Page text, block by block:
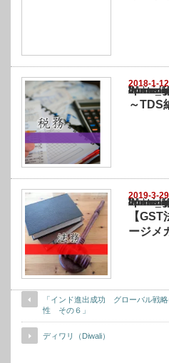
2018-1-12
Warning
: Undefined array
/home/netst/
on line
～TDS
2019-3-29
Warning
: Undefined array
/home/netst/
on line
【
ージメ
「インド進出成功 グローバル戦
性 その６」
ディワリ（Diwali）